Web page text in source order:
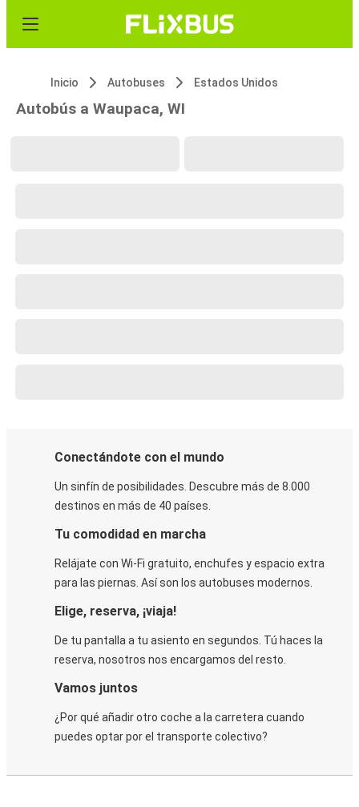
Inicio Autobuses Estados Unidos
Autobús a Waupaca, WI
Conectándote con el mundo
Un sinfín de posibilidades. Descubre más de 8.000
destinos en más de 40 países.
Tu comodidad en marcha
Relájate con Wi-Fi gratuito, enchufes y espacio extra
para las piernas. Así son los autobuses modernos.
Elige, reserva, ¡viaja!
De tu pantalla a tu asiento en segundos. Tú haces la
reserva, nosotros nos encargamos del resto.
Vamos juntos
¿Por qué añadir otro coche a la carretera cuando
puedes optar por el transporte colectivo?